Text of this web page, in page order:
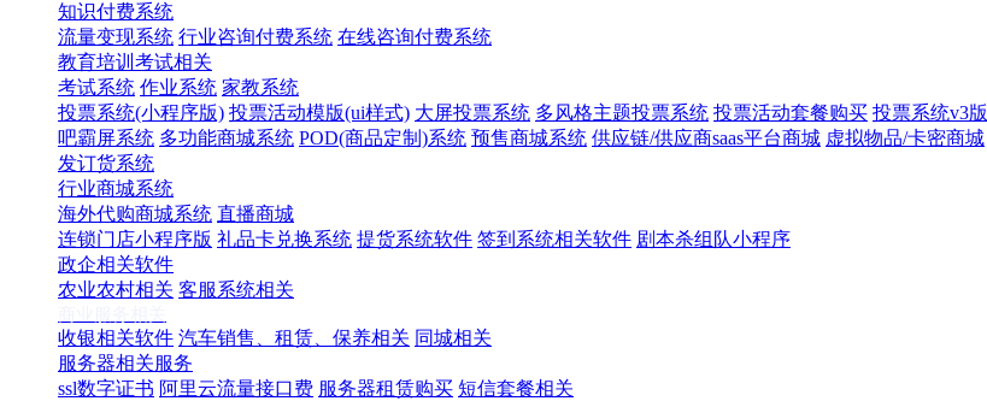
知识付费系统
流量变现系统 行业咨询付费系统 在线咨询付费系统
教育培训考试相关
考试系统 作业系统 家教系统
投票系统(小程序版) 投票活动模版(ui样式) 大屏投票系统 多风格主题投票系统 投票活动套餐购买 投票系统v3版
吧霸屏系统 多功能商城系统 POD(商品定制)系统 预售商城系统 供应链/供应商saas平台商城 虚拟物品/卡密商城
发订货系统
行业商城系统
海外代购商城系统 直播商城
连锁门店小程序版 礼品卡兑换系统 提货系统软件 签到系统相关软件 剧本杀组队小程序
政企相关软件
农业农村相关 客服系统相关
收银相关软件 汽车销售、租赁、保养相关 同城相关
服务器相关服务
ssl数字证书 阿里云流量接口费 服务器租赁购买 短信套餐相关